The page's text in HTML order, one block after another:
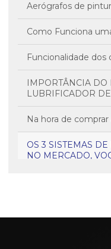
Aerógrafos de
Como Funciona
Funcionalidade dos
IMPORTÂNCIA DO
LUBRIFICADOR
Na hora de
OS 3 SISTEMAS
NO MERCADO,